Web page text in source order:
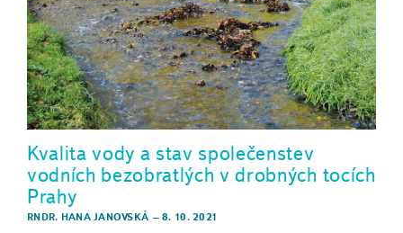
Kvalita vody a stav společenstev
vodních bezobratlých v drobných tocích
Prahy
RNDR. HANA JANOVSKÁ –8. 10. 2021